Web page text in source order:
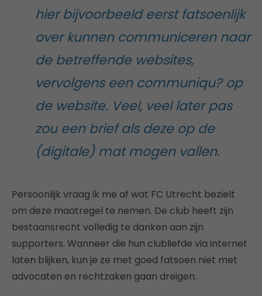
hier bijvoorbeeld eerst fatsoenlijk
over kunnen communiceren naar
de betreffende websites,
vervolgens een communiqu? op
de website. Veel, veel later pas
zou een brief als deze op de
(digitale) mat mogen vallen.
Persoonlijk vraag ik me af wat FC Utrecht bezielt
om deze maatregel te nemen. De club heeft zijn
bestaansrecht volledig te danken aan zijn
supporters. Wanneer die hun clubliefde via internet
laten blijken, kun je ze met goed fatsoen niet met
advocaten en rechtzaken gaan dreigen.